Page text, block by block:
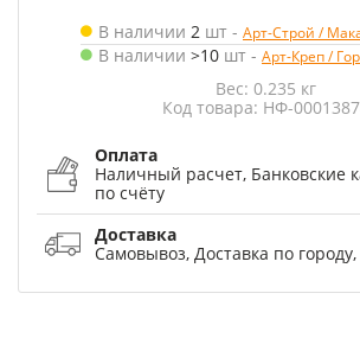
В наличии 2 шт - Арт-Строй /
В наличии >10 шт - Арт-Креп /
Вес: 0.235 кг
Код товара: НФ-
Оплата
Наличный расчет, Банковские
по счёту
Доставка
Самовывоз, Доставка по